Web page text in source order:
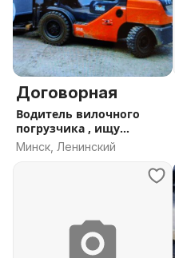
Договорная
Водитель вилочного
погрузчика , ищу
подработку.
Минск, Ленинский